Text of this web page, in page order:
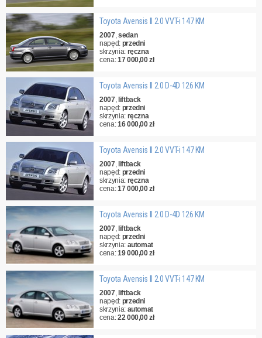
Toyota Avensis II 2.0 VVT-i 147 KM
2007,sedan
napęd: przedni
skrzynia: ręczna
cena:17 000,00 zł
Toyota Avensis II 2.0 D-4D 126 KM
2007, liftback
napęd: przedni
skrzynia: ręczna
cena:16 000,00 zł
Toyota Avensis II 2.0 VVT-i 147 KM
2007, liftback
napęd: przedni
skrzynia: ręczna
cena:17 000,00 zł
Toyota Avensis II 2.0 D-4D 126 KM
2007, liftback
napęd: przedni
skrzynia: automat
cena:19 000,00 zł
Toyota Avensis II 2.0 VVT-i 147 KM
2007, liftback
napęd: przedni
skrzynia: automat
cena:22 000,00 zł